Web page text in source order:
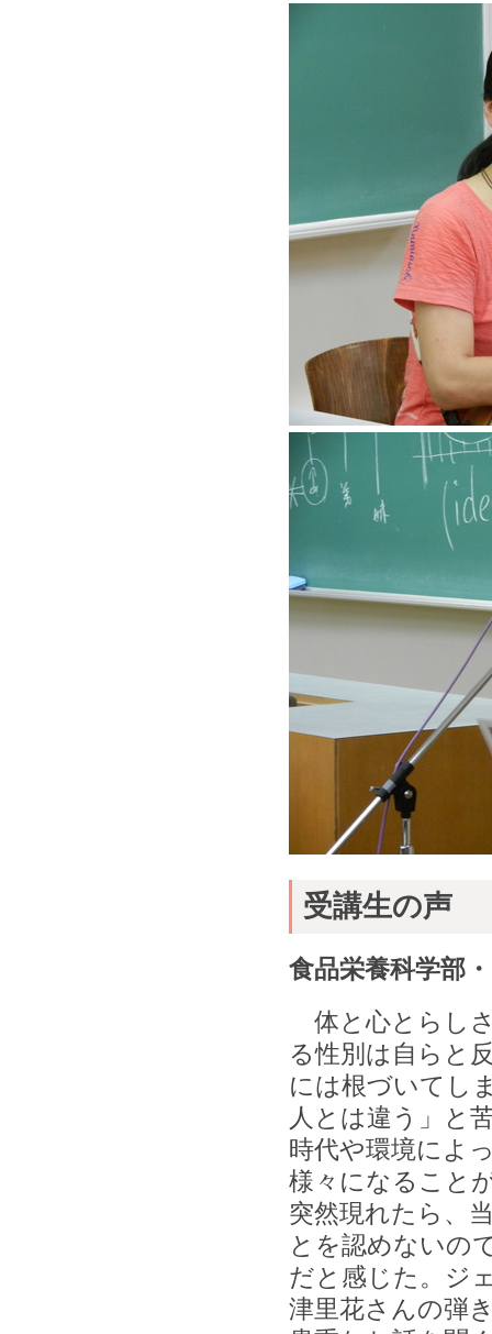
受講生の声
食品栄養科学部
体と心とらし
る性別は自らと
には根づいてし
人とは違う」と
時代や環境によ
様々になること
突然現れたら、
とを認めないの
だと感じた。ジ
津里花さんの弾